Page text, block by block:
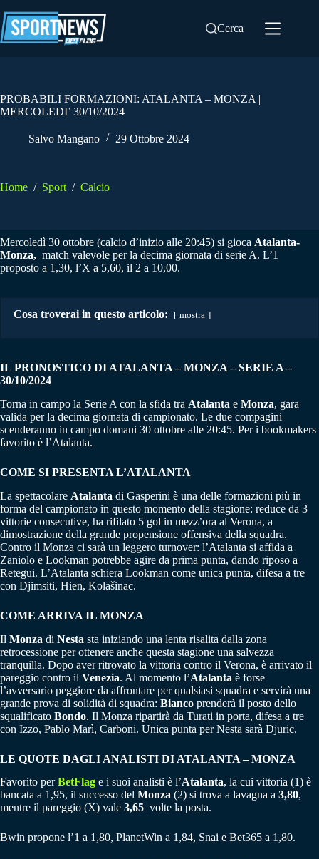
al
contenuto
Cerca
PROBABILI FORMAZIONI: ATALANTA – MONZA |
MERCOLEDI’ 30/10/2024
Salvo Mangano 29 Ottobre 2024
Home / Sport / Calcio
Mercoledì 30 ottobre (calcio d’inizio alle 20:45) si gioca Atalanta-
Monza, match valevole per la decima giornata di serie A. L’1
proposto a 1,30, l’X a 5,60, il 2 a 10,00.
Cosa troverai in questo articolo: mostra
IL PRONOSTICO DI ATALANTA – MONZA – SERIE A –
30/10/2024
Torna in campo la Serie A con la sfida tra Atalanta e Monza, gara
valida per la decima giornata di campionato. Le due compagini
scenderanno in campo domani 30 ottobre alle 20:45. Per i bookmakers
favorito è l’Atalanta.
COME SI PRESENTA L’ATALANTA
La spettacolare Atalanta di Gasperini è una delle formazioni più in
forma del campionato in questo momento della stagione: reduce da 3
vittorie consecutive, ha rifilato 5 gol in mezz’ora al Verona, a
dimostrazione della grande propensione offensiva della squadra.
Contro il Monza ci sarà un leggero turnover: l’Atalanta si affida a
Zaniolo e Lookman potrebbe agire da prima punta, dando riposo a
Retegui. L’Atalanta schiera Lookman come unica punta, difesa a tre
con Djimsiti, Hien, Kolašinac.
COME ARRIVA IL MONZA
Il Monza di Nesta sta iniziando una lenta risalita dalla zona
retrocessione per ottenere anche questa stagione una salvezza
tranquilla. Dopo aver ritrovato la vittoria contro il Verona, è arrivato il
pareggio contro il Venezia. Al momento l’Atalanta è forse
l’avversario peggiore da affrontare per qualsiasi squadra e servirà una
grande prova di solidità di squadra: Bianco prenderà il posto dello
squalificato Bondo. Il Monza ripartirà da Turati in porta, difesa a tre
con Izzo, Pablo Marì, Carboni. Unica punta per Nesta sarà Djuric.
LE QUOTE DAGLI ANALISTI DI ATALANTA – MONZA
Favorito perBetFlag e i suoi analisti è l’Atalanta, la cui vittoria (1) è
bancata a 1,95, il successo del Monza (2) si trova a lavagna a 3,80,
mentre il pareggio (X) vale 3,65 volte la posta.
Bwin propone l’1 a 1,80, PlanetWin a 1,84, Snai e Bet365 a 1,80.